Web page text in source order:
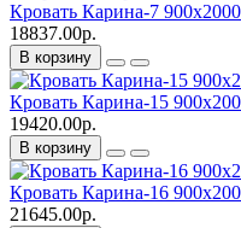
Кровать Карина-7 900х2000
18837.00р.
В корзину
Кровать Карина-15
19420.00р.
В корзину
Кровать Карина-16
21645.00р.